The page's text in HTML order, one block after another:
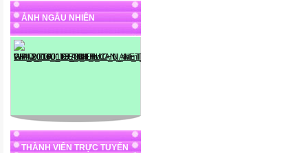
ẢNH NGẪU NHIÊN
THÀNH VIÊN TRỰC TUYẾN